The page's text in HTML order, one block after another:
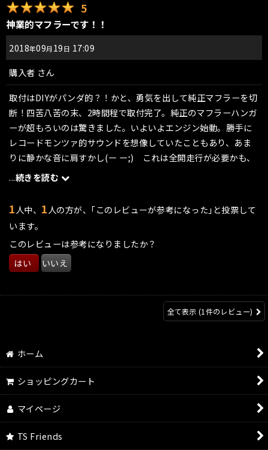
5
神業的マフラーです！！
2018年09月19日 17:09
購入者 さん
取付はDIYがパンダ的？！かと、勇気を出して純正マフラーを切
断！四苦八苦の末、2時間程で取付完了。純正のマフラーハンガ
ーが超もろいのは驚きました。いよいよエンジン始動。勝手に
レコードモンツァ的サウンドを想像していたこともあり、あま
りに静かな音に肩すかし(ー ー;) これは全開走行が必要かも、
とムチを入れること2日間。徐々に抜けが良くなり、見違えるよ
転あたりではガオーと咆哮からの、回転が整ってきた頃にはい
つも通りの頭打ちがやってくる。コレ楽しいぞ！TEZZO好感度
ゆるキャラマフラー？！結論。パンダのキャラクターに完璧に
マッチする神業的マフラーです。気になってる方はすぐに注文し
...続きを読む
1 人中、 1 人の方が、｢このレビューが参考になった｣と投票して
います。
このレビューは参考になりましたか？
はい いいえ
全て表示 (1件のレビュー)
ホーム
ショッピングカート
マイページ
TS Friends